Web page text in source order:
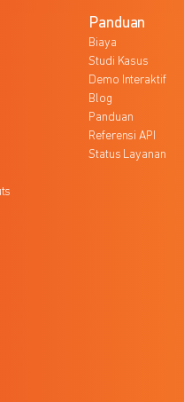
Panduan
Biaya
Studi Kasus
Demo Interaktif
Blog
Panduan
Referensi API
Status Layanan